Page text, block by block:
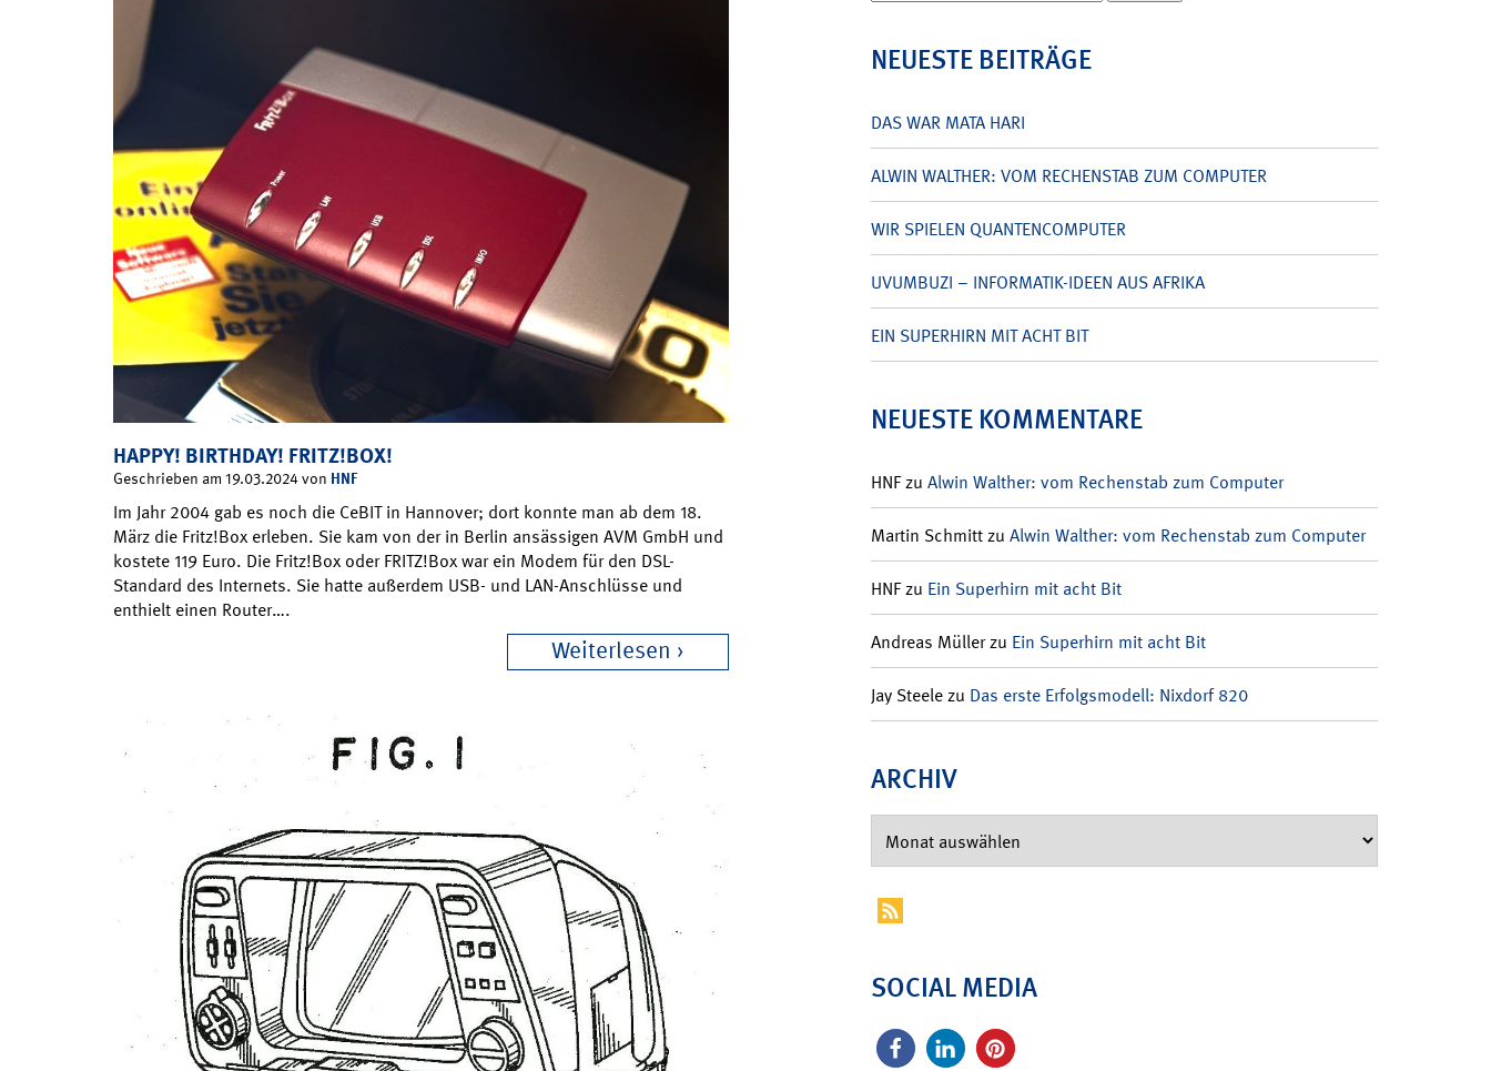
HAPPY! BIRTHDAY! FRITZ!BOX!
Geschrieben am 19.03.2024 von HNF
Im Jahr 2004 gab es noch die CeBIT in Hannover; dort konnte man ab dem 18.
März die Fritz!Box erleben. Sie kam von der in Berlin ansässigen AVM GmbH und
kostete 119 Euro. Die Fritz!Box oder FRITZ!Box war ein Modem für den DSL-
Standard des Internets. Sie hatte außerdem USB- und LAN-Anschlüsse und
enthielt einen Router….
Weiterlesen
nach:
NEUESTE BEITRÄGE
DAS WAR MATA HARI
ALWIN WALTHER: VOM RECHENSTAB ZUM COMPUTER
WIR SPIELEN QUANTENCOMPUTER
UVUMBUZI – INFORMATIK-IDEEN AUS AFRIKA
EIN SUPERHIRN MIT ACHT BIT
NEUESTE KOMMENTARE
HNFzu Alwin Walther: vom Rechenstab zum Computer
Martin Schmittzu Alwin Walther: vom Rechenstab zum Computer
HNFzu Ein Superhirn mit acht Bit
Andreas Müllerzu Ein Superhirn mit acht Bit
Jay Steelezu Das erste Erfolgsmodell: Nixdorf 820
ARCHIV
SOCIAL MEDIA